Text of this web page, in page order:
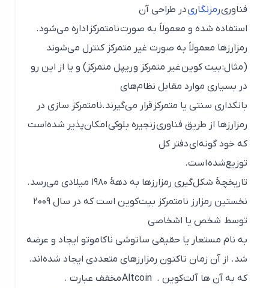
فناوریرمزنگاریدر طراحی آن
استفاده شده و معمولاً به صورت نامتمرکز اداره می‌شود.
رمزارزها معمولاً به صورت غیر متمرکز کنترل می‌شوند
(مثال: بیت کوین غیر متمرکز و ریپل متمرکز) و یا از این رو
در بسیاری موارد مقابل نظام‌های
بانکداری سنتی یا متمرکز قرار می‌گیرند.نامتمرکز سازی در
رمزارزها از طریق فناوری زنجیره بلوکی امکان‌پذیر شده‌است
که خود گونه‌ای دفتر کل
توزیع‌شده است.
تاریخچهٔ شکل‌گیری رمزارزها به دههٔ ۱۹۸۰ میلادی می‌رسد.
نخستین رمزارز نامتمرکز بیت‌کوین است که در سال ۲۰۰۹
توسط شخص یا اشخاصی
به نام مستعار یا حقیقی ساتوشی ناکاموتو ایجاد و عرضه
شد. از آن زمان تاکنون رمزارزهای متعددی ایجاد شده‌اند.
که به آن‌ ها آلت‌کوین .Altcoinمخفف عبارت .